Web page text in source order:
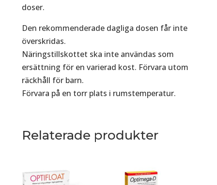
doser.
Den rekommenderade dagliga dosen får inte
överskridas.
Näringstillskottet ska inte användas som
ersättning för en varierad kost. Förvara utom
räckhåll för barn.
Förvara på en torr plats i rumstemperatur.
Relaterade produkter